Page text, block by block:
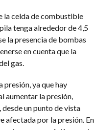
la celda de combustible
tenga alrededor de 4,5
la presencia de bombas
en cuenta que la
gas.
presión, ya que hay
aumentar la presión,
un punto de vista
afectada por la presión. En